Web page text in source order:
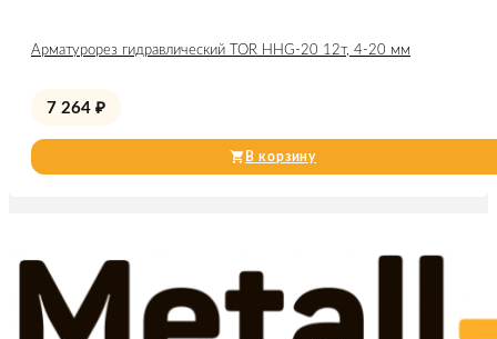
Арматурорез гидравлический TOR HHG-20 12т, 4-20 мм
7 264 ₽
В корзину